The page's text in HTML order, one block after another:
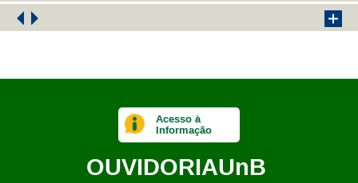
Acesso à
Informação
OUVIDORIAUnB